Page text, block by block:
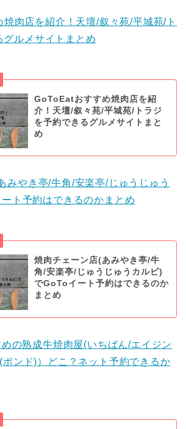
肉店を紹介！天壇/叙々苑/平城苑/ト
グルメサイトまとめ
GoToEatおすすめ焼肉店を紹
介！天壇/叙々苑/平城苑/トラジ
を予約できるグルメサイトまと
め
みやき亭/牛角/安楽亭/じゅうじゅう
ト予約はできるのかまとめ
焼肉チェーン店(あみやき亭/牛
角/安楽亭/じゅうじゅうカルビ)
でGoToイート予約はできるのか
まとめ
の熟成牛焼肉屋(いちばん/エイジン
ンド)）どこ？ネット予約できるか